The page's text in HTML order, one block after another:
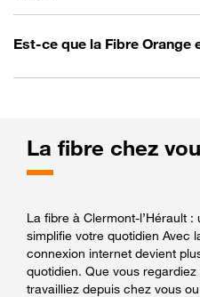
Est-ce que la Fibre Orange
La fibre chez
La fibre à Clermont-l’Hérault
simplifie votre quotidien Avec
connexion internet devient
quotidien. Que vous
travailliez depuis chez vous